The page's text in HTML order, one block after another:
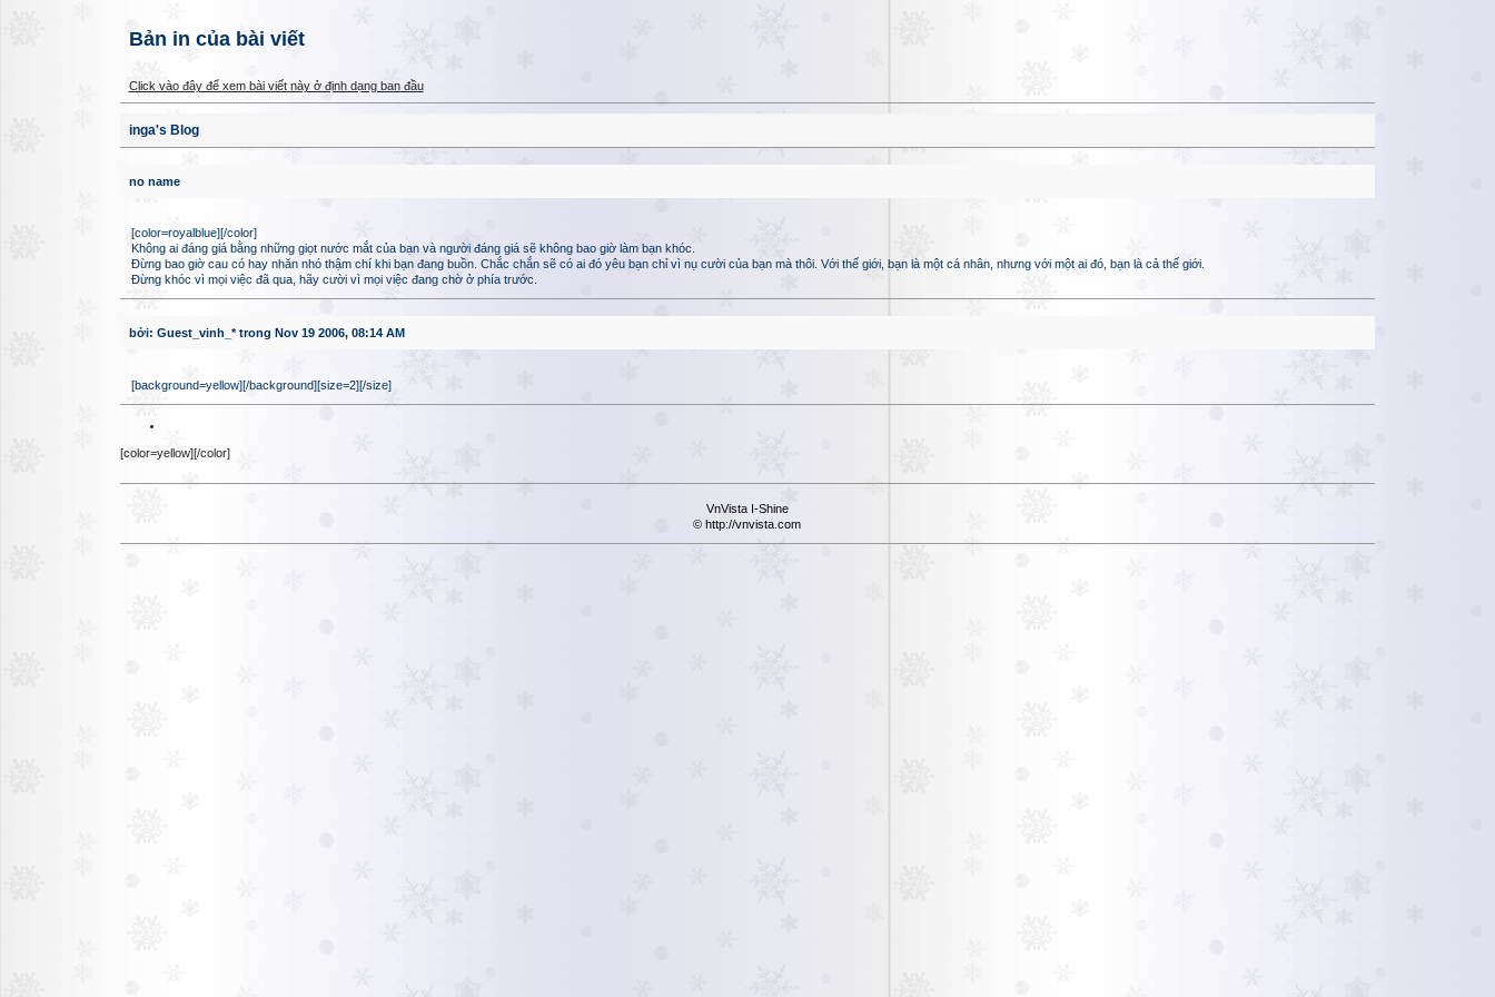
Bản in của bài viết
Click vào đây để xem bài viết này ở định dạng ban đầu
inga's Blog
no name
[color=royalblue][/color]
Không ai đáng giá bằng những giọt nước mắt của bạn và người đáng giá sẽ không bao giờ làm bạn khóc.
Đừng bao giờ cau có hay nhăn nhó thậm chí khi bạn đang buồn. Chắc chắn sẽ có ai đó yêu bạn chỉ vì nụ cười của bạn mà thôi. Với thế giới, bạn là một cá nhân, nhưng với một ai đó, bạn là cả thế giới.
Đừng khóc vì mọi việc đã qua, hãy cười vì mọi việc đang chờ ở phía trước.
bởi: Guest_vinh_* trong Nov 19 2006, 08:14 AM
[background=yellow][/background][size=2][/size]
[color=yellow][/color]
VnVista I-Shine
© http://vnvista.com